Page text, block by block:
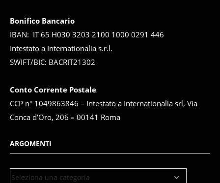
Bonifico Bancario
IBAN: IT 65 H030 3203 2100 1000 0291 446
Intestato a Internationalia s.r.l.
SWIFT/BIC: BACRIT21302
Conto Corrente Postale
CCP n° 1049863846 – Intestato a Internationalia srl, Via
Conca d’Oro, 206 – 00141 Roma
ARGOMENTI